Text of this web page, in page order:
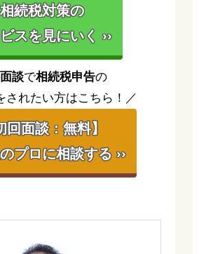
相続税対策の
スを見にいく ››
談で相続税申告の
されたい方はこちら！／
回面談：無料】
プロに相談する ››